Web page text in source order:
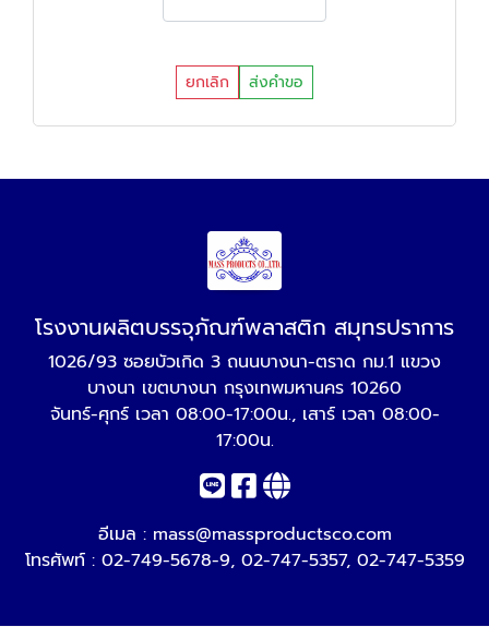
ยกเลิก ส่งคำขอ
โรงงานผลิตบรรจุภัณฑ์พลาสติก สมุทรปราการ
1026/93 ซอยบัวเกิด 3 ถนนบางนา-ตราด กม.1 แขวง
บางนา เขตบางนา กรุงเทพมหานคร 10260
จันทร์-ศุกร์ เวลา 08:00-17:00น., เสาร์ เวลา 08:00-
17:00น.
อีเมล : mass@massproductsco.com
โทรศัพท์ : 02-749-5678-9, 02-747-5357, 02-747-5359